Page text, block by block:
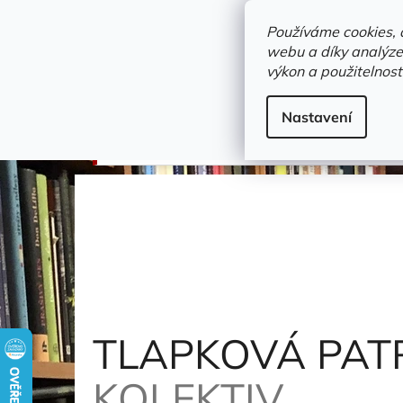
Používáme
webu a díky
výkon a
Nastavení
Novinky Trvalky a
TLAPKOVÁ PATROLA - VÁNOČNÍ POHÁDKA
TLAPKOVÁ